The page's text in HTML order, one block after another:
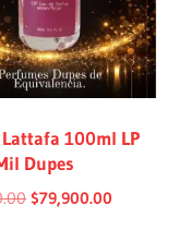
100ml LP
Dupes
$79,900.00